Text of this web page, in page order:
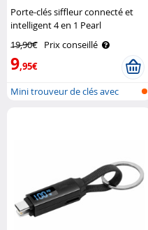
Porte-clés siffleur connecté et
intelligent 4 en 1 Pearl
19,90€ Prix conseillé
9,95€
Mini trouveur de clés avec